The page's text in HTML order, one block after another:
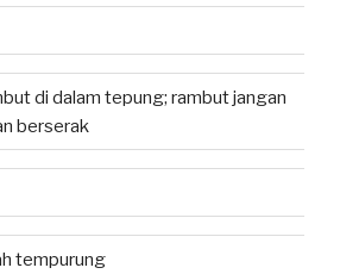
di dalam tepung; rambut jangan
berserak
tempurung